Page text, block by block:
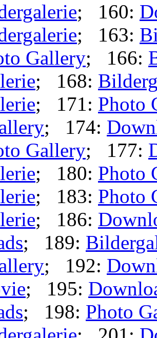
; 160:
; 163:
Gallery; 166:
; 168:
; 171: Photo
; 174:
Gallery; 177:
; 180: Photo
; 183: Photo
; 186:
; 189:
; 192:
; 195:
; 198: Photo